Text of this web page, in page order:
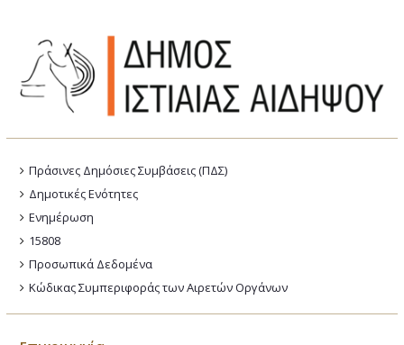
Πράσινες Δημόσιες Συμβάσεις (ΠΔΣ)
Δημοτικές Ενότητες
Ενημέρωση
15808
Προσωπικά Δεδομένα
Κώδικας Συμπεριφοράς των Αιρετών Οργάνων